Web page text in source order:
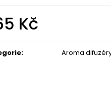
Kč
: Aroma
67 Kč